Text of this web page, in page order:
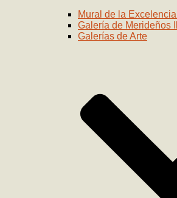
Mural de la
Galería de Merideños
Galerías de Arte